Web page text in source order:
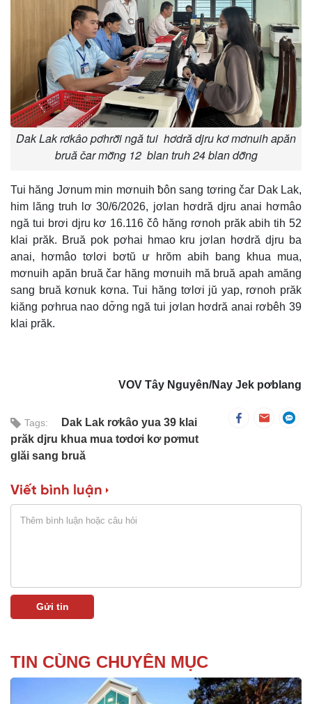
Dak Lak rơkâo pơhrơ̆i ngă tui hơdră djru kơ mơnuih apăn
bruă čar mơ̆ng 12 blan truh 24 blan dơ̆ng
Tui hăng Jơnum min mơnuih ƀôn sang tơring čar Dak Lak,
him lăng truh lơ 30/6/2026, jơlan hơdră djru anai hơmâo
ngă tui brơi djru kơ 16.116 čô hăng rơnoh prăk abih tih 52
klai prăk. Bruă pok pơhai hmao kru jơlan hơdră djru ba
anai, hơmâo tơlơi bơtŭ ư hrŏm abih bang khua mua,
mơnuih apăn bruă čar hăng mơnuih mă bruă apah amăng
sang bruă kơnuk kơna. Tui hăng tơlơi jŭ yap, rơnoh prăk
kiăng pơhrua nao dơ̆ng ngă tui jơlan hơdră anai rơbêh 39
klai prăk.
VOV Tây Nguyên/Nay Jek pơblang
Tags:
Dak Lak rơkâo yua 39 klai
prăk djru khua mua tơdơi kơ pơmut
glăi sang bruă
Viết bình luận
TIN CÙNG CHUYÊN MỤC